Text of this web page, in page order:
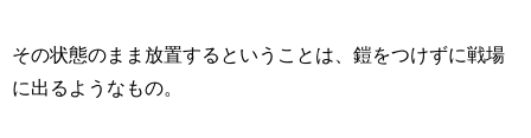
その状態のまま放置するということは、鎧をつけずに戦場
に出るようなもの。